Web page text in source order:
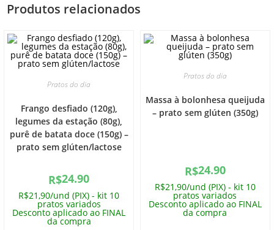
Produtos relacionados
Pratos do dia
Frango desfiado (120g),
legumes da estação (80g),
purê de batata doce (150g) –
prato sem glúten/lactose
R$24.90
R$21,90/und (PIX) - kit 10
pratos variados
Desconto aplicado ao FINAL
da compra
Pratos do dia
Massa à bolonhesa queijuda
– prato sem glúten (350g)
R$24.90
R$21,90/und (PIX) - kit 10
pratos variados
Desconto aplicado ao FINAL
da compra